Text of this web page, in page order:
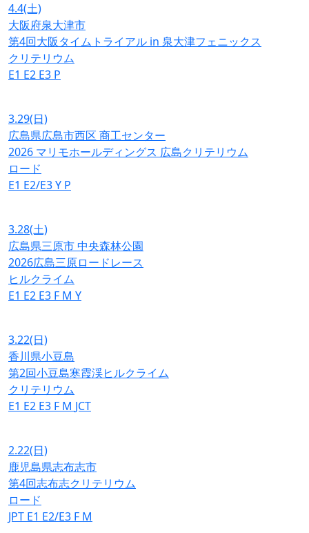
4.4(土)
大阪府泉大津市
第4回大阪タイムトライアル in 泉大津フェニックス
クリテリウム
E1 E2 E3 P
3.29(日)
広島県広島市西区 商工センター
2026 マリモホールディングス 広島クリテリウム
ロード
E1 E2/E3Y P
3.28(土)
広島県三原市 中央森林公園
2026広島三原ロードレース
ヒルクライム
E1 E2 E3 F M Y
3.22(日)
香川県小豆島
第2回小豆島寒霞渓ヒルクライム
クリテリウム
E1 E2 E3 F M JCT
2.22(日)
鹿児島県志布志市
第4回志布志クリテリウム
ロード
JPT E1 E2/E3 F M